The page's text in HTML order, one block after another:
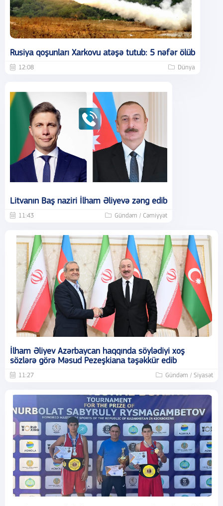
Rusiya qoşunları Xarkovu atəşə tutub: 5 nəfər ölüb
12:08 Dünya
Litvanın Baş naziri İlham Əliyevə zəng edib
11:43 Gündəm / Cəmiyyət
İlham Əliyev Azərbaycan haqqında söylədiyi xoş
sözlərə görə Məsud Pezeşkiana təşəkkür edib
11:27 Gündəm / Siyasət